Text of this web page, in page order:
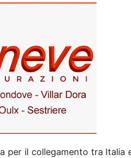
per il collegamento tra Italia